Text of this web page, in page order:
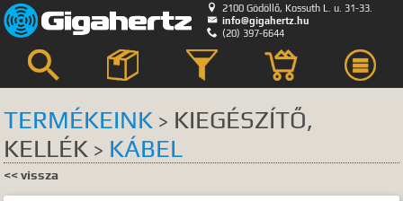
 2100 Gödöllő, Kossuth L. u. 31-33.
info@gigahertz.hu
(20) 397-6644
Keresés
KERESÉS HELYE
TERMÉKEINK > KIEGÉSZÍTŐ,
KELLÉK > KÁBEL
<< vissza